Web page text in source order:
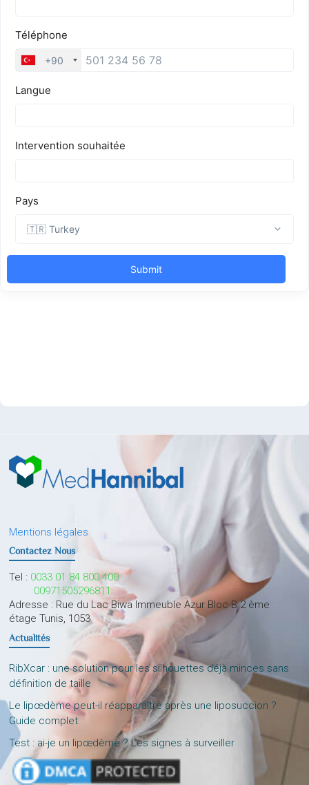
Mentions légales
Contactez Nous
Tel : 0033 01 84 800 400
00971505296811
Adresse : Rue du Lac Biwa Immeuble Azur Bloc B 2 ème
étage Tunis, 1053
Actualités
RibXcar : une solution pour les silhouettes déjà minces sans
définition de taille
Le lipœdème peut-il réapparaître après une liposuccion ?
Guide complet
Test : ai-je un lipœdème ? Les signes à surveiller